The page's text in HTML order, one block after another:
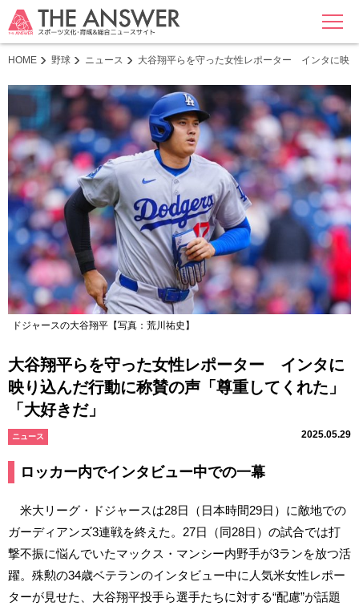
MENU
HOME 野球 ニュース 大谷翔平らを守った女性レポーター インタに映
ドジャースの大谷翔平【写真：荒川祐史】
大谷翔平らを守った女性レポーター インタに
映り込んだ行動に称賛の声「尊重してくれた」
「大好きだ」
ニュース 2025.05.29
ロッカー内でインタビュー中での一幕
米大リーグ・ドジャースは28日（日本時間29日）に敵地での
ガーディアンズ3連戦を終えた。27日（同28日）の試合では打
撃不振に悩んでいたマックス・マンシー内野手が3ランを放つ活
躍。殊勲の34歳ベテランのインタビュー中に人気米女性レポー
ターが見せた、大谷翔平投手ら選手たちに対する“配慮”が話題